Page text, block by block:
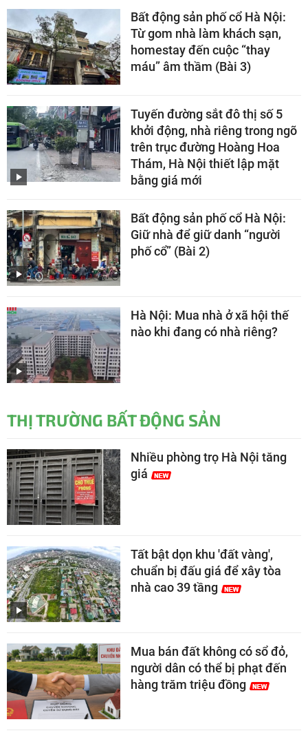
Bất động sản phố cổ Hà Nội:
Từ gom nhà làm khách sạn,
homestay đến cuộc “thay
máu” âm thầm (Bài 3)
Tuyến đường sắt đô thị số 5
khởi động, nhà riêng trong ngõ
trên trục đường Hoàng Hoa
Thám, Hà Nội thiết lập mặt
bằng giá mới
Bất động sản phố cổ Hà Nội:
Giữ nhà để giữ danh “người
phố cổ” (Bài 2)
Hà Nội: Mua nhà ở xã hội thế
nào khi đang có nhà riêng?
THỊ TRƯỜNG BẤT ĐỘNG SẢN
Nhiều phòng trọ Hà Nội tăng
giá
Tất bật dọn khu 'đất vàng',
chuẩn bị đấu giá để xây tòa
nhà cao 39 tầng
Mua bán đất không có sổ đỏ,
người dân có thể bị phạt đến
hàng trăm triệu đồng